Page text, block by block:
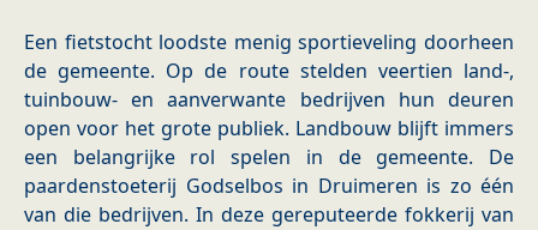
Een fietstocht loodste menig sportieveling doorheen
de gemeente. Op de route stelden veertien land-,
tuinbouw- en aanverwante bedrijven hun deuren
open voor het grote publiek. Landbouw blijft immers
een belangrijke rol spelen in de gemeente. De
paardenstoeterij Godselbos in Druimeren is zo één
van die bedrijven. In deze gereputeerde fokkerij van